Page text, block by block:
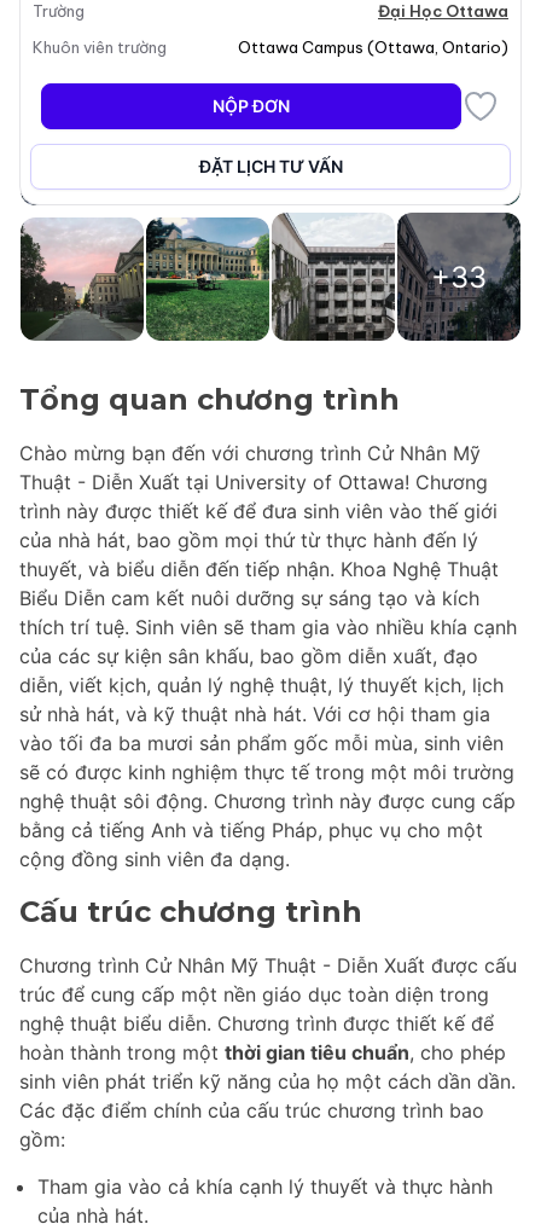
+33
Tổng quan chương trình
Chào mừng bạn đến với chương trình Cử Nhân Mỹ
Thuật - Diễn Xuất tại University of Ottawa! Chương
trình này được thiết kế để đưa sinh viên vào thế giới
của nhà hát, bao gồm mọi thứ từ thực hành đến lý
thuyết, và biểu diễn đến tiếp nhận. Khoa Nghệ Thuật
Biểu Diễn cam kết nuôi dưỡng sự sáng tạo và kích
thích trí tuệ. Sinh viên sẽ tham gia vào nhiều khía cạnh
của các sự kiện sân khấu, bao gồm diễn xuất, đạo
diễn, viết kịch, quản lý nghệ thuật, lý thuyết kịch, lịch
sử nhà hát, và kỹ thuật nhà hát. Với cơ hội tham gia
vào tối đa ba mươi sản phẩm gốc mỗi mùa, sinh viên
sẽ có được kinh nghiệm thực tế trong một môi trường
nghệ thuật sôi động. Chương trình này được cung cấp
bằng cả tiếng Anh và tiếng Pháp, phục vụ cho một
cộng đồng sinh viên đa dạng.
Cấu trúc chương trình
Chương trình Cử Nhân Mỹ Thuật - Diễn Xuất được cấu
trúc để cung cấp một nền giáo dục toàn diện trong
nghệ thuật biểu diễn. Chương trình được thiết kế để
hoàn thành trong một thời gian tiêu chuẩn, cho phép
sinh viên phát triển kỹ năng của họ một cách dần dần.
Các đặc điểm chính của cấu trúc chương trình bao
gồm:
Tham gia vào cả khía cạnh lý thuyết và thực hành
của nhà hát.
Trường
Đại Học Ottawa
Khuôn viên trường
Ottawa Campus (Ottawa Ontario)
NỘP ĐƠN
ĐẶT LỊCH TƯ VẤN